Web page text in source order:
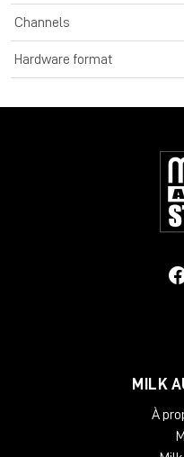
audio ha rivoluzionato la
presenta le stesse qualità di
sensazione ancora migliore
TRANSIENT
SPL Transient Designer: la
dinamica. Con Transient
inviluppi dei segnali audio
(nessuna soglia!). Accelera
accorcia i tempi di sustain,
sustain. Tutte le costanti di
fase transitoria di un
attacco negativi portano ad
Channels
Hardware format
MILK
À